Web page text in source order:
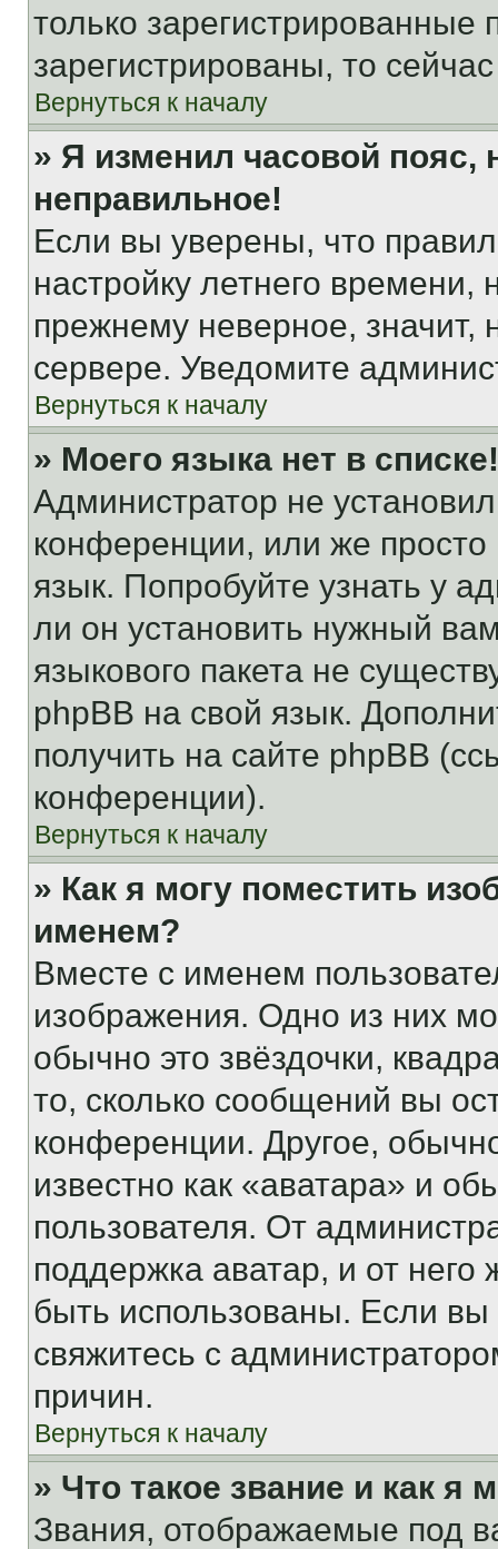
только
зарегистрированы, то
Вернуться к началу
» Я изменил часовой пояс,
неправильное!
Если вы уверены, что
настройку летнего
прежнему неверное, значит,
сервере. Уведомите
Вернуться к началу
» Моего языка нет в списке!
Администратор не
конференции, или же
язык. Попробуйте узнать у
ли он установить нужный
языкового пакета не
phpBB на свой язык.
получить на сайте phpBB
конференции).
Вернуться к началу
» Как я могу поместить
именем?
Вместе с именем
изображения. Одно из них
обычно это звёздочки,
то, сколько сообщений вы
конференции. Другое,
известно как «аватара» и
пользователя. От
поддержка аватар, и от него
быть использованы. Если
свяжитесь с
причин.
Вернуться к началу
» Что такое звание и как я
Звания, отображаемые под